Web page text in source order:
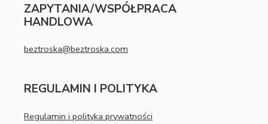
ZAPYTANIA/WSPÓŁPRACA
HANDLOWA
beztroska@beztroska.com
REGULAMIN I POLITYKA
Regulamin i polityka prywatności